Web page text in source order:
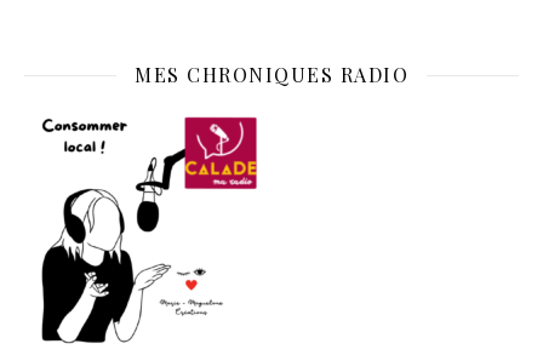
MES CHRONIQUES RADIO